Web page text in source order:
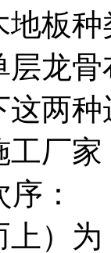
板
层龙
两
厂
次序
）